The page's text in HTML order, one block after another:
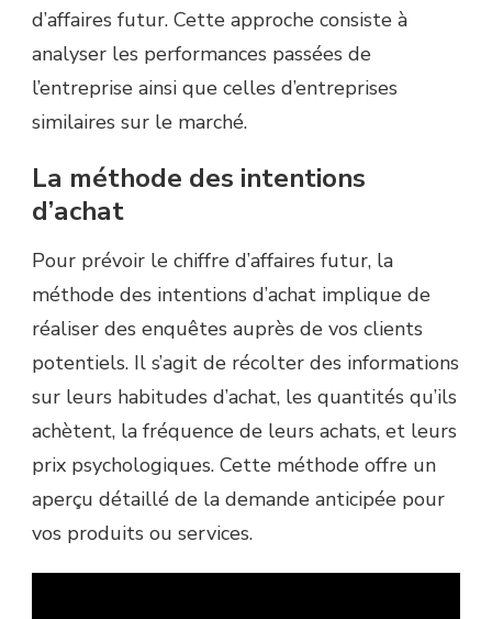
d’affaires futur. Cette approche consiste à
analyser les performances passées de
l’entreprise ainsi que celles d’entreprises
similaires sur le marché.
La méthode des intentions
d’achat
Pour prévoir le chiffre d’affaires futur, la
méthode des intentions d’achat implique de
réaliser des enquêtes auprès de vos clients
potentiels. Il s’agit de récolter des informations
sur leurs habitudes d’achat, les quantités qu’ils
achètent, la fréquence de leurs achats, et leurs
prix psychologiques. Cette méthode offre un
aperçu détaillé de la demande anticipée pour
vos produits ou services.